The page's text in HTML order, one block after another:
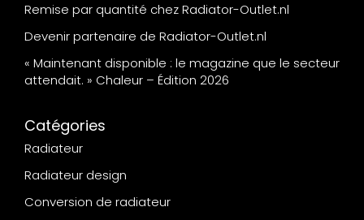
Remise par quantité chez Radiator-Outlet.nl
Devenir partenaire de Radiator-Outlet.nl
« Maintenant disponible : le magazine que le secteur
attendait. » Chaleur – Édition 2026
Catégories
Radiateur
Radiateur design
Conversion de radiateur